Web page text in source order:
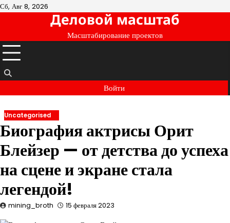
Перейти
Сб, Авг 8, 2026
Деловой масштаб
Масштабирование проектов
Войти
Uncategorised
Биография актрисы Орит
Блейзер — от детства до успеха
на сцене и экране стала
легендой!
mining_broth 15 февраля 2023